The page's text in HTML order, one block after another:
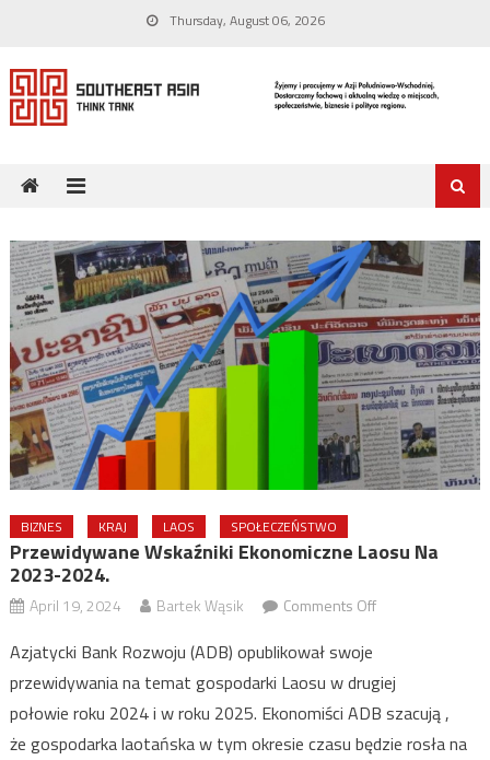
content
Thursday, August 06, 2026
BIZNES KRAJ LAOS SPOŁECZEŃSTWO
Przewidywane Wskaźniki Ekonomiczne Laosu Na
2023-2024.
April 19, 2024 Bartek Wąsik Comments Offon
ekonomiczne
Laosu
na
Azjatycki Bank Rozwoju (ADB) opublikował swoje
przewidywania na temat gospodarki Laosu w drugiej
połowie roku 2024 i w roku 2025. Ekonomiści ADB szacują ,
że gospodarka laotańska w tym okresie czasu będzie rosła na